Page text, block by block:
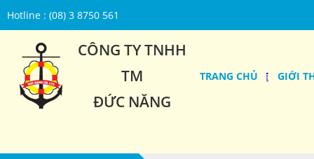
Hotline : (08) 3 8750 561
CÔNG TY TNHH
TM
ĐỨC NĂNG
TRANG CHỦ GIỚI